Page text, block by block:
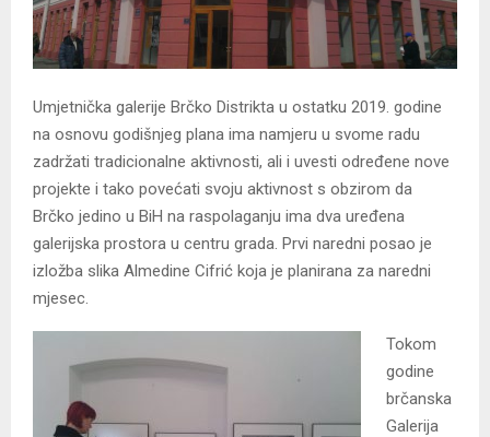
Umjetnička galerije Brčko Distrikta u ostatku 2019. godine
na osnovu godišnjeg plana ima namjeru u svome radu
zadržati tradicionalne aktivnosti, ali i uvesti određene nove
projekte i tako povećati svoju aktivnost s obzirom da
Brčko jedino u BiH na raspolaganju ima dva uređena
galerijska prostora u centru grada. Prvi naredni posao je
izložba slika Almedine Cifrić koja je planirana za naredni
mjesec.
Tokom
godine
brčanska
Galerija